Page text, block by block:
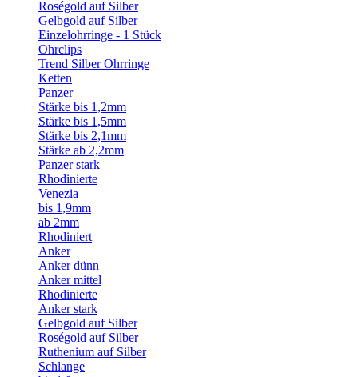
Roségold auf Silber
Gelbgold auf Silber
Einzelohrringe - 1 Stück
Ohrclips
Trend Silber Ohrringe
Ketten
Panzer
Stärke bis 1,2mm
Stärke bis 1,5mm
Stärke bis 2,1mm
Stärke ab 2,2mm
Panzer stark
Rhodinierte
Venezia
bis 1,9mm
ab 2mm
Rhodiniert
Anker
Anker dünn
Anker mittel
Rhodinierte
Anker stark
Gelbgold auf Silber
Roségold auf Silber
Ruthenium auf Silber
Schlange